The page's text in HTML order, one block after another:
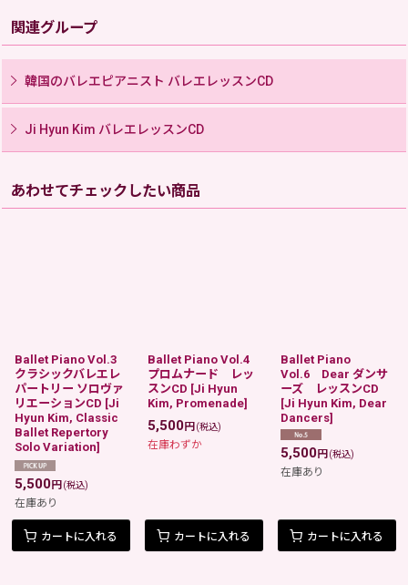
関連グループ
韓国のバレエピアニスト バレエレッスンCD
Ji Hyun Kim バレエレッスンCD
あわせてチェックしたい商品
Ballet Piano Vol.3
クラシックバレエレ
パートリー ソロヴァ
リエーションCD [Ji
Hyun Kim, Classic
Ballet Repertory
Solo Variation]
5,500円 (税込)
在庫あり
カートに入れる
Ballet Piano Vol.4
プロムナード レッ
スンCD [Ji Hyun
Kim, Promenade]
5,500円 (税込)
在庫わずか
カートに入れる
Ballet Piano
Vol.6 Dear ダンサ
ーズ レッスンCD
[Ji Hyun Kim, Dear
Dancers]
5,500円(税込)
在庫あり
カートに入れる